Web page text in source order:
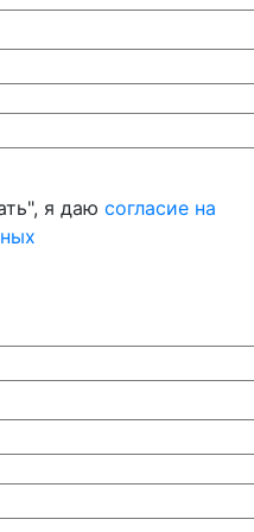
я даю согласие на